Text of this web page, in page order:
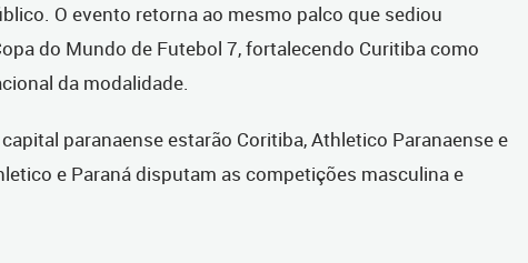
O evento retorna ao mesmo palco que sediou
do Mundo de Futebol 7, fortalecendo Curitiba como
da modalidade.
paranaense estarão Coritiba, Athletico Paranaense e
e Paraná disputam as competições masculina e